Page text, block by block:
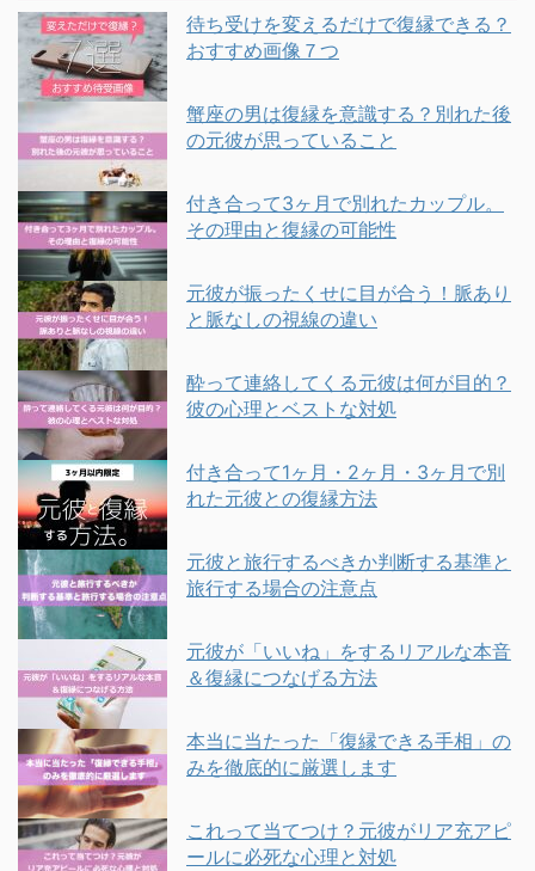
待ち受けを変えるだけで復縁できる？
おすすめ画像７つ
蟹座の男は復縁を意識する？別れた後
の元彼が思っていること
付き合って3ヶ月で別れたカップル。
その理由と復縁の可能性
元彼が振ったくせに目が合う！脈あり
と脈なしの視線の違い
酔って連絡してくる元彼は何が目的？
彼の心理とベストな対処
付き合って1ヶ月・2ヶ月・3ヶ月で別
れた元彼との復縁方法
元彼と旅行するべきか判断する基準と
旅行する場合の注意点
元彼が「いいね」をするリアルな本音
＆復縁につなげる方法
本当に当たった「復縁できる手相」の
みを徹底的に厳選します
これって当てつけ？元彼がリア充アピ
ールに必死な心理と対処